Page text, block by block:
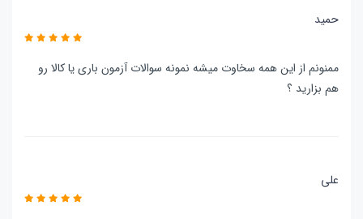
حمید
ممنونم از این همه سخاوت میشه نمونه سوالات آزمون باری یا کالا رو
هم بزارید ؟
علی